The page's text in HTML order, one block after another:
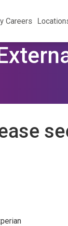
Careers